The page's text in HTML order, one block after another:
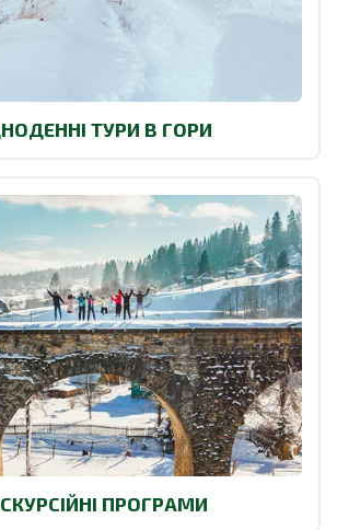
ТУРИ В ГОРИ
ПРОГРАМИ